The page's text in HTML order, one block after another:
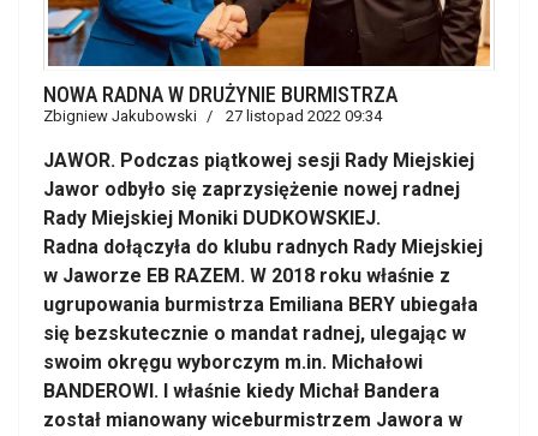
NOWA RADNA W DRUŻYNIE BURMISTRZA
Zbigniew Jakubowski 27 listopad 2022 09:34
JAWOR. Podczas piątkowej sesji Rady Miejskiej
Jawor odbyło się zaprzysiężenie nowej radnej
Rady Miejskiej Moniki DUDKOWSKIEJ.
Radna dołączyła do klubu radnych Rady Miejskiej
w Jaworze EB RAZEM. W 2018 roku właśnie z
ugrupowania burmistrza Emiliana BERY ubiegała
się bezskutecznie o mandat radnej, ulegając w
swoim okręgu wyborczym m.in. Michałowi
BANDEROWI. I właśnie kiedy Michał Bandera
został mianowany wiceburmistrzem Jawora w